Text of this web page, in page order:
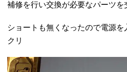
補修を行い交換が必要なパーツを
ショートも無くなったので電源
クリ